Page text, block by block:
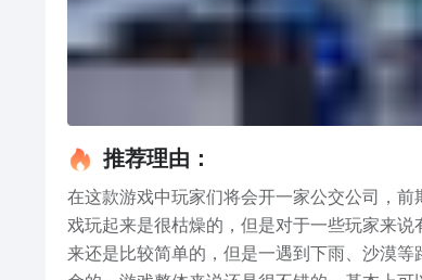
推荐理由：
在这款游戏中玩家们将会开一家公交公司，
戏玩起来是很枯燥的，但是对于一些玩家来
来还是比较简单的，但是一遇到下雨、沙漠